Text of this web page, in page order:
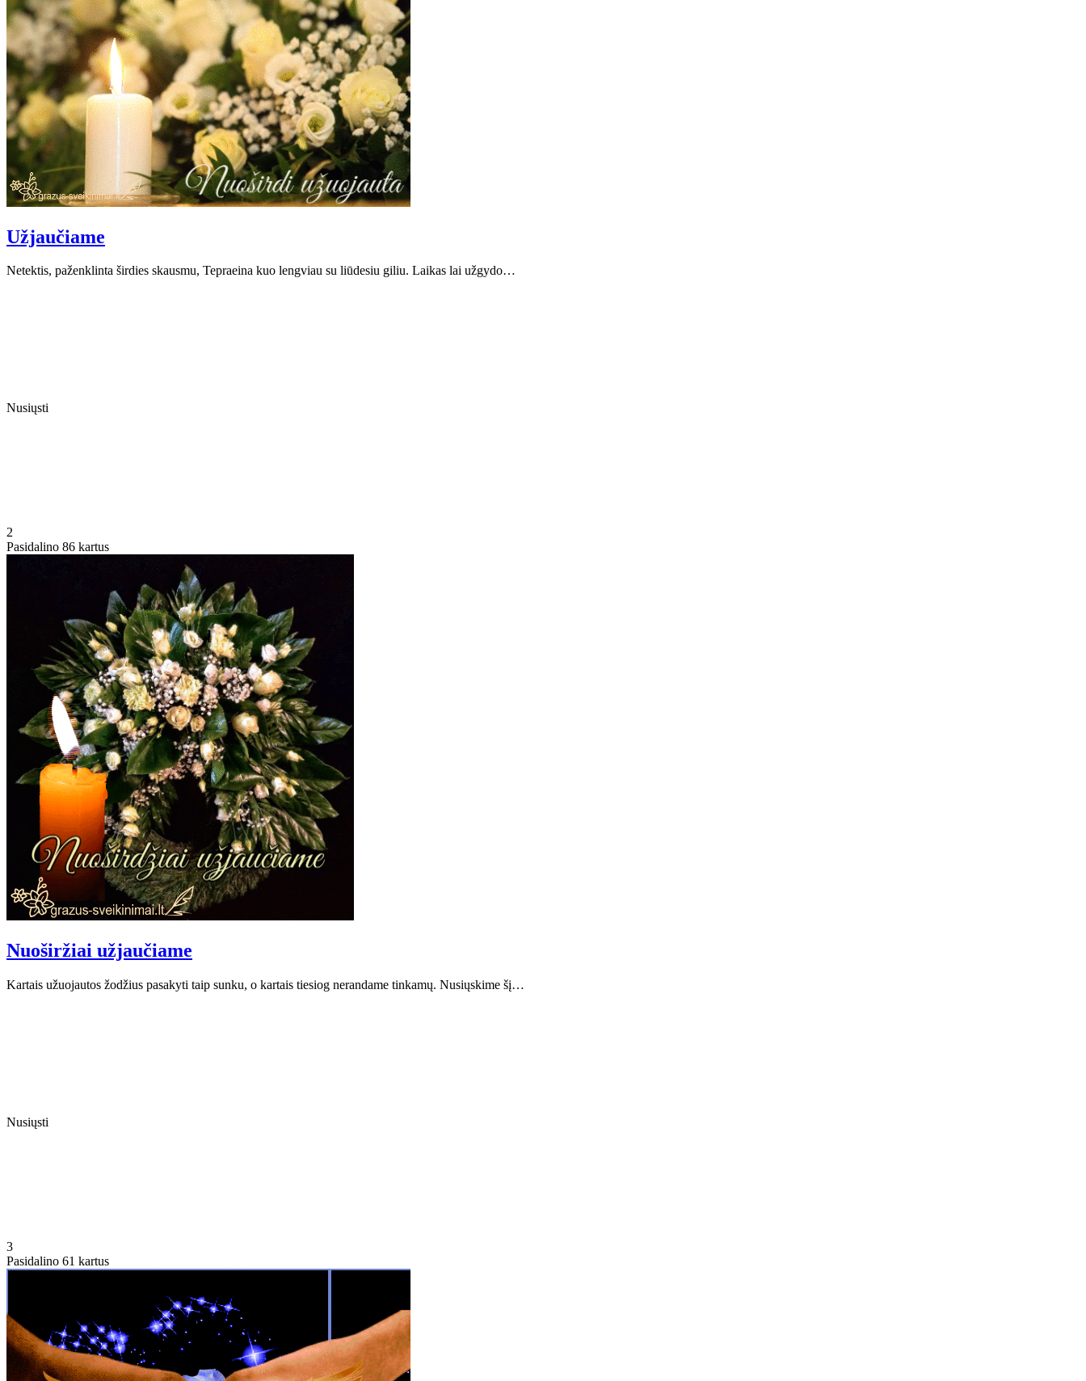
Užjaučiame
Netektis, paženklinta širdies skausmu, Tepraeina kuo lengviau su liūdesiu giliu. Laikas lai užgydo…
Nusiųsti
2
Pasidalino 86 kartus
Nuoširžiai užjaučiame
Kartais užuojautos žodžius pasakyti taip sunku, o kartais tiesiog nerandame tinkamų. Nusiųskime šį…
Nusiųsti
3
Pasidalino 61 kartus